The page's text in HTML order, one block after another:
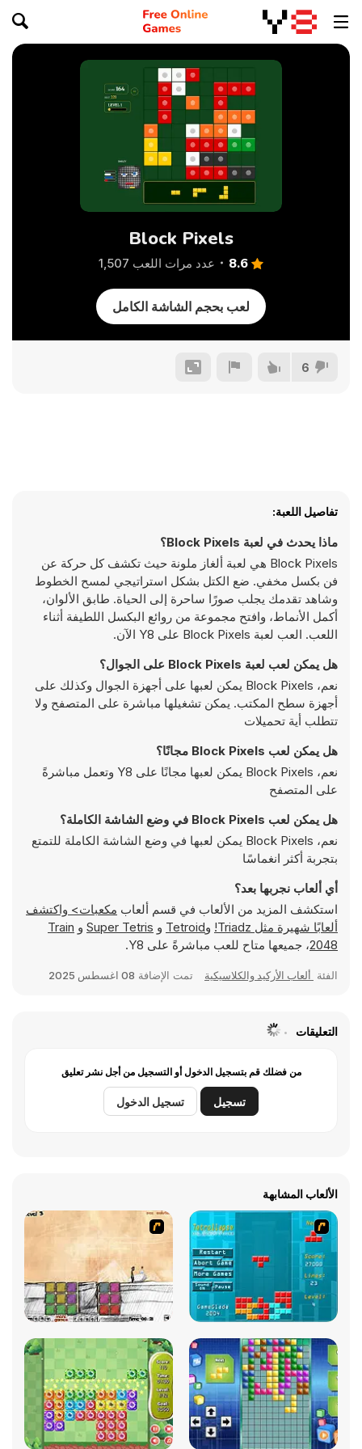
Block Pixels
8.6 عدد مرات اللعب 1,507
لعب بحجم الشاشة الكامل
6
تفاصيل اللعبة:
ماذا يحدث في لعبة Block Pixels؟
Block Pixels هي لعبة ألغاز ملونة حيث تكشف كل حركة عن
فن بكسل مخفي. ضع الكتل بشكل استراتيجي لمسح الخطوط
وشاهد تقدمك يجلب صورًا ساحرة إلى الحياة. طابق الألوان،
أكمل الأنماط، وافتح مجموعة من روائع البكسل اللطيفة أثناء
اللعب. العب لعبة Block Pixels على Y8 الآن.
هل يمكن لعب لعبة Block Pixels على الجوال؟
نعم، Block Pixels يمكن لعبها على أجهزة الجوال وكذلك على
أجهزة سطح المكتب. يمكن تشغيلها مباشرة على المتصفح ولا
تتطلب أية تحميلات
هل يمكن لعب Block Pixels مجانًا؟
نعم، Block Pixels يمكن لعبها مجانًا على Y8 وتعمل مباشرةً
على المتصفح
هل يمكن لعب Block Pixels في وضع الشاشة الكاملة؟
نعم، Block Pixels يمكن لعبها في وضع الشاشة الكاملة للتمتع
بتجربة أكثر انغماسًا
أي ألعاب نجربها بعد؟
استكشف المزيد من الألعاب في قسم ألعاب
مكعبات> واكتشف
ألعابًا شهيرة مثل Triadz! وTetroid و Super Tetris و Train
2048، جميعها متاح للعب مباشرةً على Y8.
الفئة ألعاب الأركيد والكلاسيكية تمت الإضافة 08 اغسطس 2025
التعليقات
من فضلك قم بتسجيل الدخول أو التسجيل من أجل نشر تعليق
تسجيل تسجيل الدخول
الألعاب المشابهة